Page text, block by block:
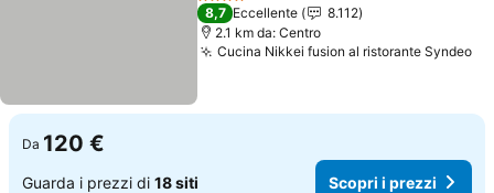
4 Stelle
8,7 Eccellente
8.112
2.1 km da: Centro
Cucina Nikkei fusion al ristorante Syndeo
Da 120 €
Guarda i prezzi di 18 siti Scopri i prezzi